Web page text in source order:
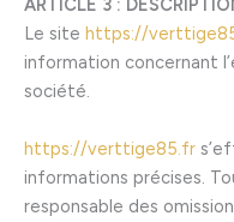
ARTICLE 3 :
Le site https://
information concernant
société.
https://verttige85.fr
informations précises.
responsable des